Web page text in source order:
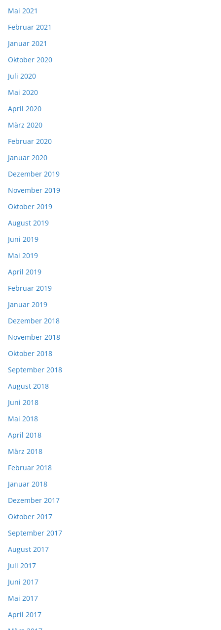
Mai 2021
Februar 2021
Januar 2021
Oktober 2020
Juli 2020
Mai 2020
April 2020
März 2020
Februar 2020
Januar 2020
Dezember 2019
November 2019
Oktober 2019
August 2019
Juni 2019
Mai 2019
April 2019
Februar 2019
Januar 2019
Dezember 2018
November 2018
Oktober 2018
September 2018
August 2018
Juni 2018
Mai 2018
April 2018
März 2018
Februar 2018
Januar 2018
Dezember 2017
Oktober 2017
September 2017
August 2017
Juli 2017
Juni 2017
Mai 2017
April 2017